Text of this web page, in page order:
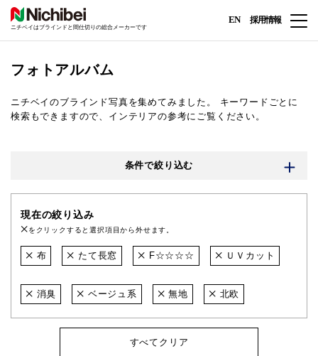
ニチベイはブラインドと間仕切りの総合メーカーです
EN 採用情報
フォトアルバム
ニチベイのブラインド写真を集めてみました。
キーワードごとに
検索もできますので、インテリアの参考にご覧ください。
条件で絞り込む
現在の絞り込み
をクリックすると選択項目から外せます。
布 たて長窓 F☆☆☆☆ ＵＶカット
消臭 ベージュ系 無地 北欧
すべてクリア